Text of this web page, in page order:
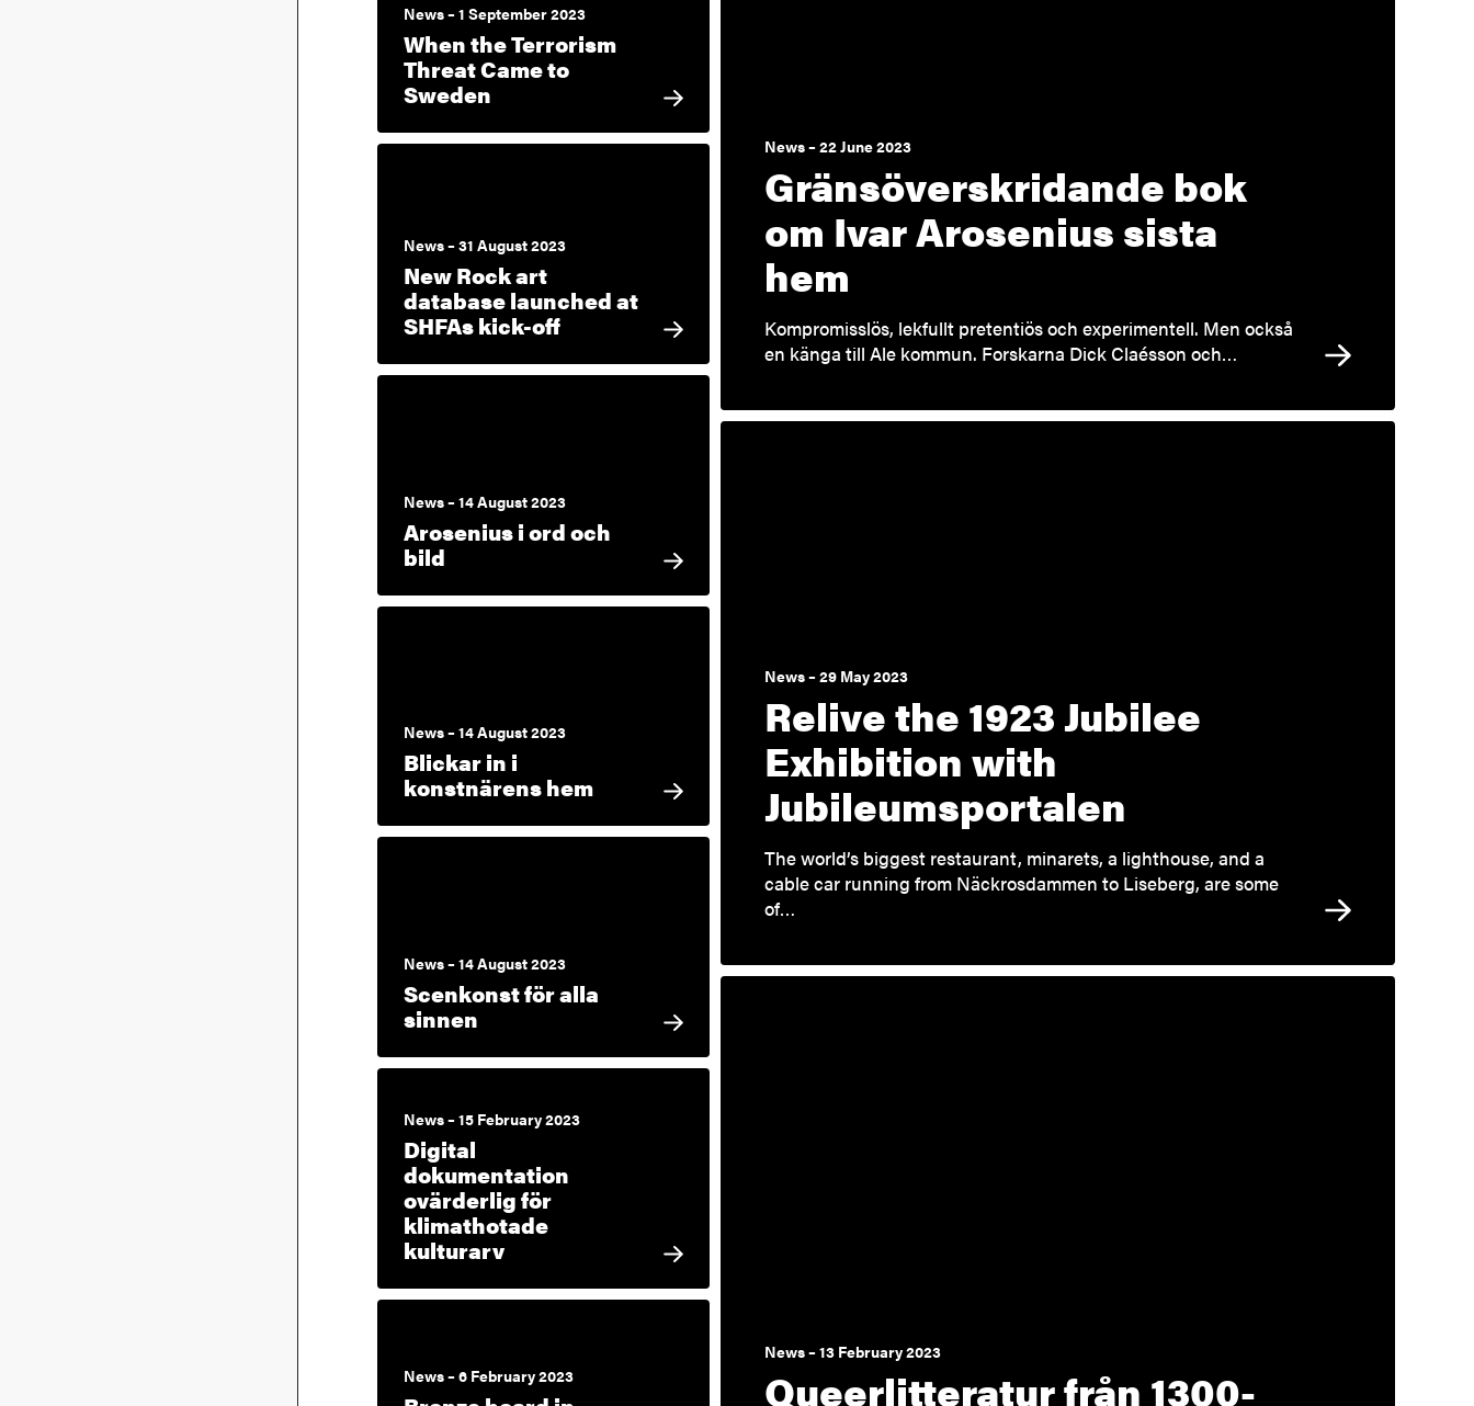
News – 1 September 2023
When the Terrorism
Threat Came to
Sweden
News – 31 August 2023
New Rock art
database launched at
SHFAs kick-off
News – 14 August 2023
Arosenius i ord och
bild
News – 14 August 2023
Blickar in i
konstnärens hem
News – 14 August 2023
Scenkonst för alla
sinnen
News – 15 February 2023
Digital
dokumentation
ovärderlig för
klimathotade
kulturarv
News – 6 February 2023
News – 22 June 2023
Gränsöverskridande bok
om Ivar Arosenius sista
hem
Kompromisslös, lekfullt pretentiös och experimentell. Men också
en känga till Ale kommun. Forskarna Dick Claésson och…
News – 29 May 2023
Relive the 1923 Jubilee
Exhibition with
Jubileumsportalen
The world’s biggest restaurant, minarets, a lighthouse, and a
cable car running from Näckrosdammen to Liseberg, are some
of…
News – 13 February 2023
Queerlitteratur från 1300-